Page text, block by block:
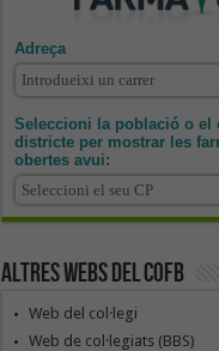
Adreça
Seleccioni la població o el
districte per mostrar les
obertes avui:
Altres webs del COFB
Web del col·legi
Web de col·legiats (BBS)